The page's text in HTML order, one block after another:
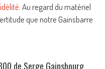
. Au regard du matériel
que notre Gainsbarre
de Serge Gainsbourg